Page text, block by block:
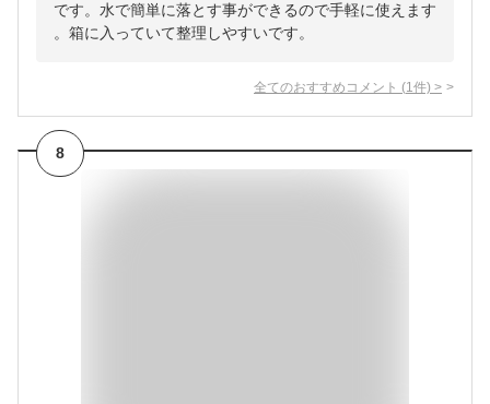
です。水で簡単に落とす事ができるので手軽に使えます
。箱に入っていて整理しやすいです。
全てのおすすめコメント (1 件) >
8